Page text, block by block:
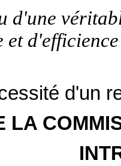
d'une
et
d'un
LA